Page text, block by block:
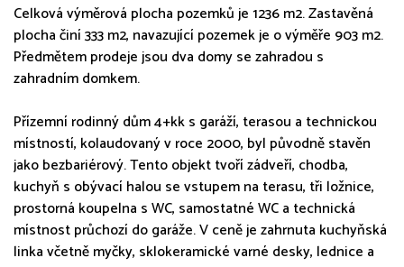
Celková výměrová plocha pozemků je 1236 m2. Zastavěná
plocha činí 333 m2, navazující pozemek je o výměře 903 m2.
Předmětem prodeje jsou dva domy se zahradou s
zahradním domkem.
Přízemní rodinný dům 4+kk s garáží, terasou a technickou
místností, kolaudovaný v roce 2000, byl původně stavěn
jako bezbariérový. Tento objekt tvoří zádveří, chodba,
kuchyň s obývací halou se vstupem na terasu, tři ložnice,
prostorná koupelna s WC, samostatné WC a technická
místnost průchozí do garáže. V ceně je zahrnuta kuchyňská
linka včetně myčky, sklokeramické varné desky, lednice a